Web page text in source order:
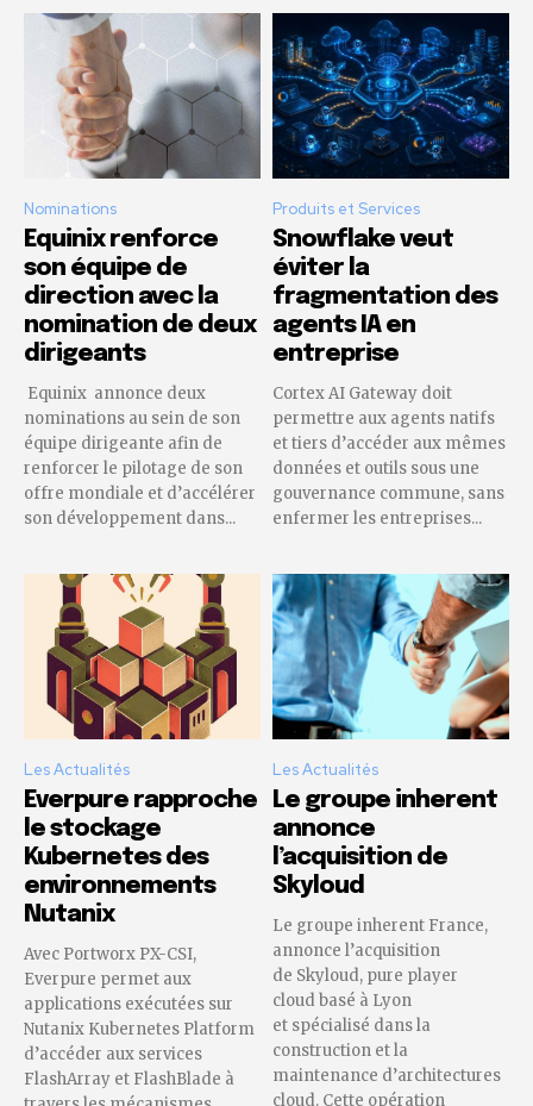
Nominations
Equinix renforce
son équipe de
direction avec la
nomination de deux
dirigeants
Equinix annonce deux
nominations au sein de son
équipe dirigeante afin de
renforcer le pilotage de son
offre mondiale et d’accélérer
son développement dans...
Produits et Services
Snowflake veut
éviter la
fragmentation des
agents IA en
entreprise
Cortex AI Gateway doit
permettre aux agents natifs
et tiers d’accéder aux mêmes
données et outils sous une
gouvernance commune, sans
enfermer les entreprises...
Les Actualités
Everpure rapproche
le stockage
Kubernetes des
environnements
Nutanix
Avec Portworx PX-CSI,
Everpure permet aux
applications exécutées sur
Nutanix Kubernetes Platform
d’accéder aux services
FlashArray et FlashBlade à
Les Actualités
Le groupe inherent
annonce
l’acquisition de
Skyloud
Le groupe inherent France,
annonce l’acquisition
de Skyloud, pure player
cloud basé à Lyon
et spécialisé dans la
construction et la
maintenance d’architectures
cloud. Cette opération